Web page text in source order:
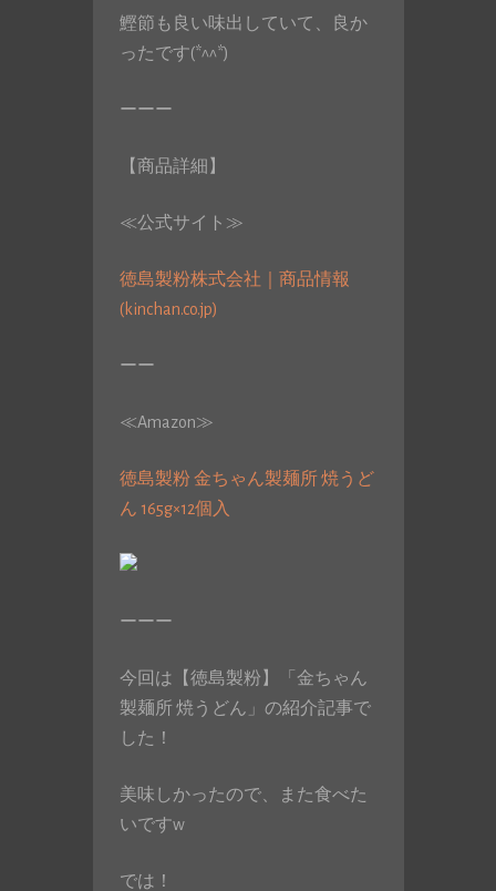
鰹節も良い味出していて、良か
ったです(*^^*)
ーーー
【商品詳細】
≪公式サイト≫
徳島製粉株式会社｜商品情報
(kinchan.co.jp)
ーー
≪Amazon≫
徳島製粉 金ちゃん製麺所 焼うど
ん 165g×12個入
ーーー
今回は【徳島製粉】「金ちゃん
製麺所 焼うどん」の紹介記事で
した！
美味しかったので、また食べた
いですw
では！